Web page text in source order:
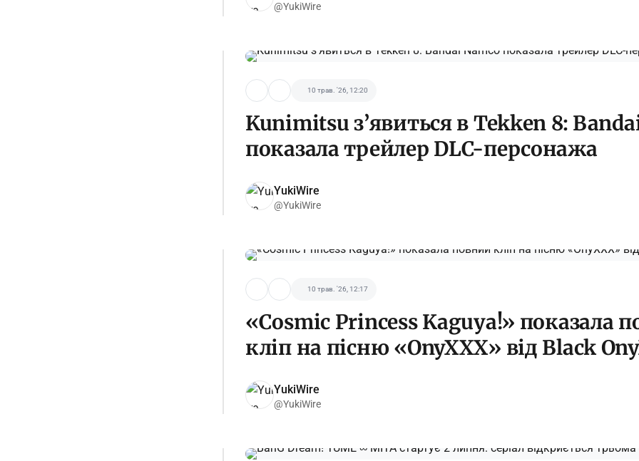
@YukiWire
10 трав. '26, 12:20
Kunimitsu з’явиться в Tekken 8:
показала трейлер DLC-персонажа
YukiWire
@YukiWire
10 трав. '26, 12:17
«Cosmic Princess Kaguya!» показала
кліп на пісню «OnyXXX» від Black
YukiWire
@YukiWire